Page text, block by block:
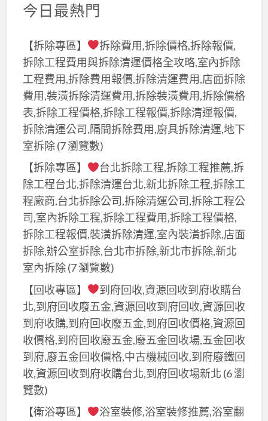
coolbuy.com.tw
今日最熱門
【拆除專區】
拆除費用,拆除價格,拆除報價,
拆除工程費用與拆除清運價格全攻略,室內拆除
工程費用,拆除費用報價,拆除清運費用,店面拆除
費用,裝潢拆除清運費用,拆除裝潢費用,拆除價格
表,拆除工程價格,拆除工程報價,拆除清運報價,
拆除清運公司,隔間拆除費用,廚具拆除清運,地下
室拆除(7 瀏覽數)
【拆除專區】
台北拆除工程,拆除工程推薦,拆
除工程台北,拆除清運台北,新北拆除工程,拆除工
程廠商,台北拆除公司,拆除清運公司,拆除工程公
司,室內拆除工程,拆除工程費用,拆除工程價格,
拆除工程報價,裝潢拆除清運,室內裝潢拆除,店面
拆除,辦公室拆除,台北市拆除,新北市拆除,新北
室內拆除(7 瀏覽數)
【回收專區】
到府回收,資源回收到府收購台
北,到府回收廢五金,資源回收到府回收,資源回收
到府收購,到府回收廢五金,到府回收價格,資源回
收價格,到府回收廢五金,廢五金回收場,五金回收
到府,廢五金回收價格,中古機械回收,到府廢鐵回
收,資源回收到府收購台北,到府回收場新北 (6 瀏
覽數)
【衛浴專區】
浴室裝修,浴室裝修推薦,浴室翻